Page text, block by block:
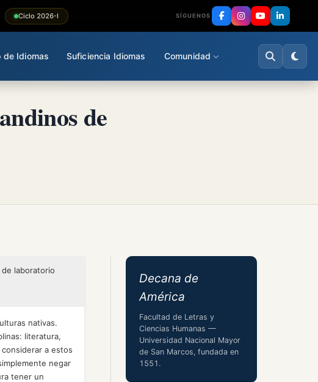
Ciclo 2026-I SÍGUENOS
de Idiomas Suficiencia Idiomas Comunidad
de
laboratorio
nativas.
literatura,
a estos
negar
tener un
Decana de
América
Facultad de Letras y
Ciencias Humanas —
Universidad Nacional Mayor
de San Marcos, fundada en
1551.